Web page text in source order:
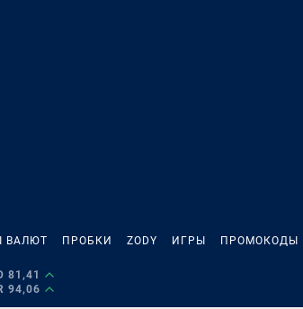
ВАЛЮТ ПРОБКИ ZODY ИГРЫ ПРОМОКОДЫ
81,41
94,06